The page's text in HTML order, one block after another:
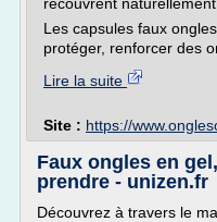
Les capsules faux
protéger, renforcer des
Lire la suite
Site : https://
Faux ongles en
prendre - unizen.fr
Découvrez à travers le